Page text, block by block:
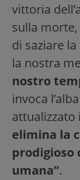
vittoria
sulla morte,
di saziare
la nostra
nostro
invoca
attualizzato
elimina la
prodigioso
umana”.